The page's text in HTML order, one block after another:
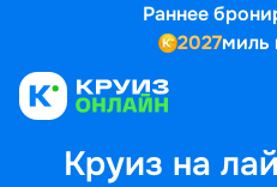
Раннее
2027миль
Круиз на
Выбор